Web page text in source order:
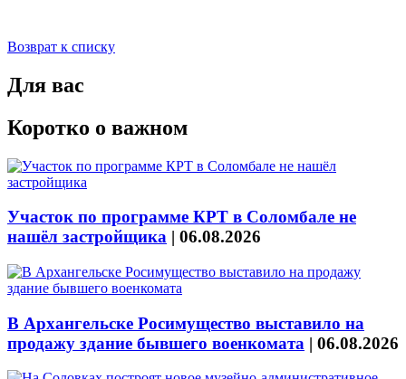
Возврат к списку
Для вас
Коротко о важном
Участок по программе КРТ в Соломбале не
нашёл застройщика | 06.08.2026
В Архангельске Росимущество выставило на
продажу здание бывшего военкомата | 06.08.2026